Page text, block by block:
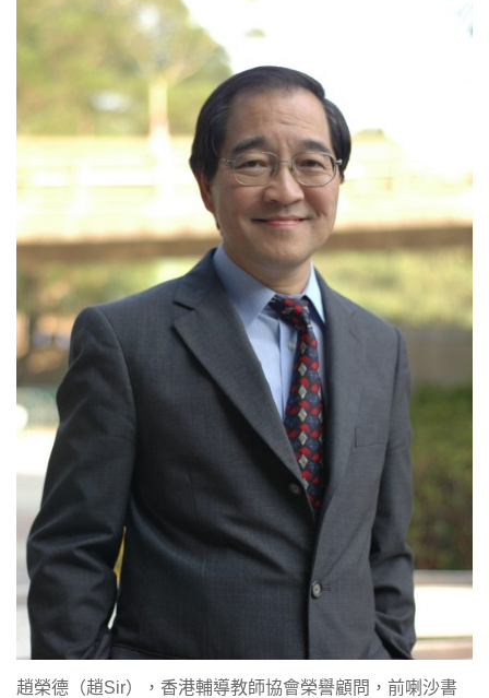
趙榮德（趙Sir），香港輔導教師協會榮譽顧問，前喇沙書